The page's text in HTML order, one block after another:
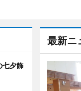
最新ニ
七夕飾